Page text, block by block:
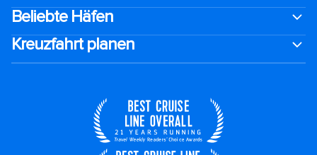
Beliebte Häfen
Kreuzfahrt planen